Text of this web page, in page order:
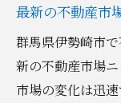
伊勢崎市で
連携法
最新の不動産市
群馬県伊勢崎市
新の不動産市場ニ
市場の変化は迅